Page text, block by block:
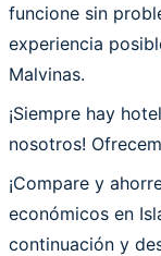
funcione sin
experiencia
Malvinas.
¡Siempre hay
nosotros!
¡Compare y
económicos en
continuación y